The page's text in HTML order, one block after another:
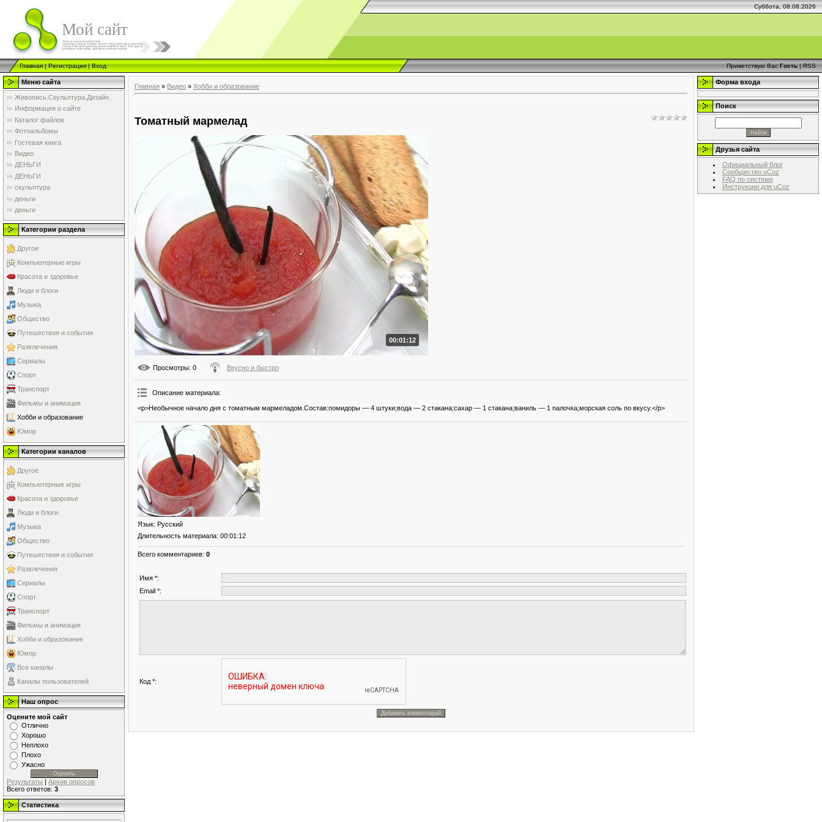
Суббота, 08.08.2026
Мой сайт
Главная|Регистрация|Вход Приветствую Вас Гость|RSS
Меню сайта
Живопись.Скульптура.Дизайн.
Информация о сайте
Каталог файлов
Фотоальбомы
Гостевая книга
Видео
ДЕНЬГИ
ДЕНЬГИ
скульптура
деньги
деньги
Категории раздела
Другое
Компьютерные игры
Красота и здоровье
Люди и блоги
Музыка
Общество
Путешествия и события
Развлечения
Сериалы
Спорт
Транспорт
Фильмы и анимация
Хобби и образование
Юмор
Категории каналов
Другое
Компьютерные игры
Красота и здоровье
Люди и блоги
Музыка
Общество
Путешествия и события
Развлечения
Сериалы
Спорт
Транспорт
Фильмы и анимация
Хобби и образование
Юмор
Все каналы
Каналы пользователей
Наш опрос
Оцените мой сайт
Отлично
Хорошо
Неплохо
Плохо
Ужасно
Результаты | Архив опросов
Всего ответов: 3
Статистика
Главная » Видео » Хобби и образование
Томатный мармелад
00:01:12
Просмотры: 0 Вкусно и быстро
Описание материала:
<p>Необычное начало дня с томатным мармеладом.Состав:помидоры — 4 штуки;вода — 2 стакана;сахар — 1 стакана;ваниль — 1 палочка;морская соль по вкусу.</p>
Язык: Русский
Длительность материала: 00:01:12
Всего комментариев: 0
Имя *:
Email *:
Код *:
Форма входа
Поиск
Друзья сайта
Официальный блог
Сообщество uCoz
FAQ по системе
Инструкции для uCoz